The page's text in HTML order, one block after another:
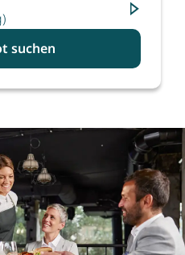
suchen